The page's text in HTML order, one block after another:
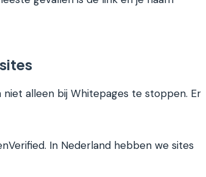
alleen bij Whitepages te stoppen. Er
In Nederland hebben we sites